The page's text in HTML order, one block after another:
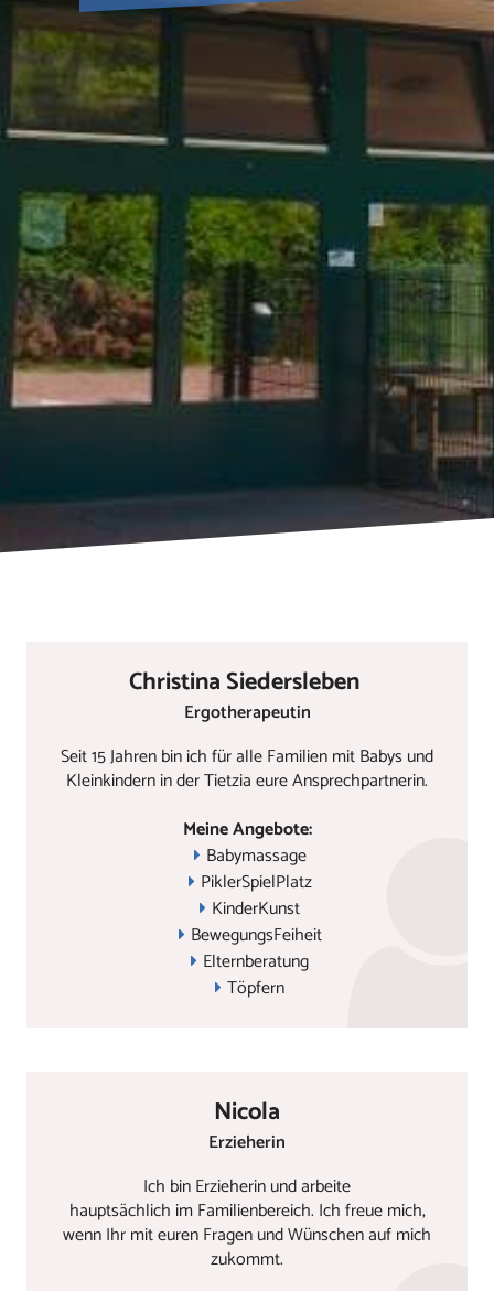
WOCHENPLAN
AKTUELLES
TEAM
GALERIE
AUSSCHREIBUNG
KOOPERATION
Christina Siedersleben
Ergotherapeutin
Seit 15 Jahren bin ich für alle Familien mit Babys und
Kleinkindern in der Tietzia eure Ansprechpartnerin.
Meine Angebote:
Babymassage
PiklerSpielPlatz
KinderKunst
BewegungsFeiheit
Elternberatung
Töpfern
Nicola
Erzieherin
Ich bin Erzieherin und arbeite
hauptsächlich im Familienbereich. Ich freue mich,
wenn Ihr mit euren Fragen und Wünschen auf mich
zukommt.